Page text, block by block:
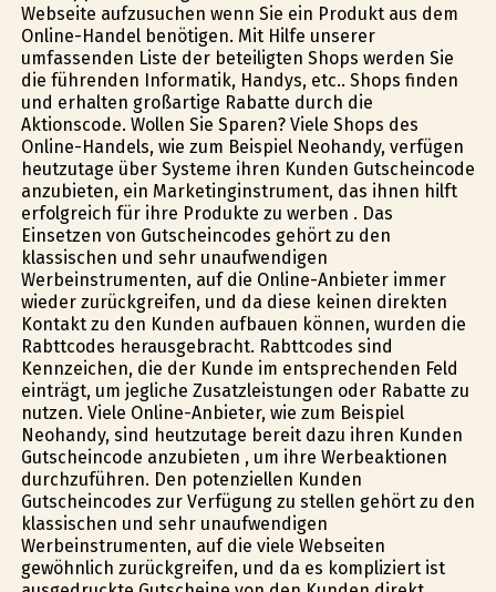
Webseite aufzusuchen wenn Sie ein Produkt aus dem
Online-Handel benötigen. Mit Hilfe unserer
umfassenden Liste der beteiligten Shops werden Sie
die führenden Informatik, Handys, etc.. Shops finden
und erhalten großartige Rabatte durch die
Aktionscode. Wollen Sie Sparen? Viele Shops des
Online-Handels, wie zum Beispiel Neohandy, verfügen
heutzutage über Systeme ihren Kunden Gutscheincode
anzubieten, ein Marketinginstrument, das ihnen hilft
erfolgreich für ihre Produkte zu werben . Das
Einsetzen von Gutscheincodes gehört zu den
klassischen und sehr unaufwendigen
Werbeinstrumenten, auf die Online-Anbieter immer
wieder zurückgreifen, und da diese keinen direkten
Kontakt zu den Kunden aufbauen können, wurden die
Rabttcodes herausgebracht. Rabttcodes sind
Kennzeichen, die der Kunde im entsprechenden Feld
einträgt, um jegliche Zusatzleistungen oder Rabatte zu
nutzen. Viele Online-Anbieter, wie zum Beispiel
Neohandy, sind heutzutage bereit dazu ihren Kunden
Gutscheincode anzubieten , um ihre Werbeaktionen
durchzuführen. Den potenziellen Kunden
Gutscheincodes zur Verfügung zu stellen gehört zu den
klassischen und sehr unaufwendigen
Werbeinstrumenten, auf die viele Webseiten
gewöhnlich zurückgreifen, und da es kompliziert ist